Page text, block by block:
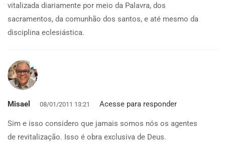
vitalizada diariamente por meio da Palavra, dos
sacramentos, da comunhão dos santos, e até mesmo da
disciplina eclesiástica.
Misael 08/01/2011 13:21 Acesse para responder
Sim e isso considero que jamais somos nós os agentes
de revitalização. Isso é obra exclusiva de Deus.